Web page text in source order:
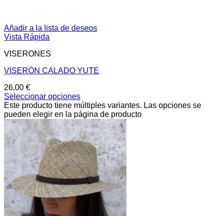
Añadir a la lista de deseos
Vista Rápida
VISERONES
VISERÓN CALADO YUTE
26,00 €
Seleccionar opciones
Este producto tiene múltiples variantes. Las opciones se
pueden elegir en la página de producto